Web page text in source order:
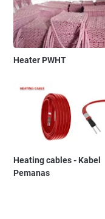
Heater PWHT
Heating cables - Kabel
Pemanas